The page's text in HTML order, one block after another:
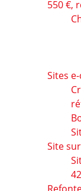
550 €,
Sites
Site